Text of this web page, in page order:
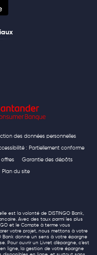
des données personnelles
: Partiellement conforme
Garantie des dépôts
Plan du site
est la volonté de DISTINGO Bank,
Avec des taux parmi les plus
et le Compte à terme vous
votre projet, nous mettons à votre
Bank donne un sens à votre épargne
Pour ouvrir un Livret d’épargne, c’est
ligne, la gestion de votre épargne